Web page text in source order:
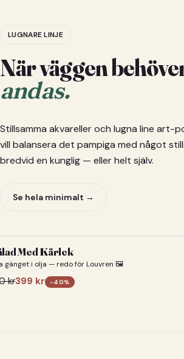
LUGNARE LINJE
När väggen
andas.
Stillsamma akvareller och lugna line art-
vill balansera det pampiga med något
bredvid en kunglig — eller helt själv.
Se hela minimalt →
Med Kärlek
gänget i olja — redo för Louvren 🖼️
kr399 kr -40%